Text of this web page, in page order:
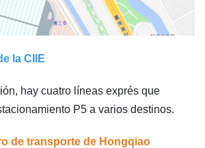
la CIIE
hay cuatro líneas exprés que
P5 a varios destinos.
de transporte de Hongqiao